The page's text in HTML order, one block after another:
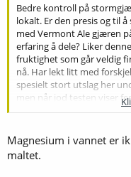
Bedre kontroll på
lokalt. Er den presis og til
med Vermont Ale gjæren
erfaring å dele? Liker
fruktighet som går veldig
nå. Har lekt litt med
spesielt stort utslag her
men når jod testen viser
Sukker tilsetning var
Ølet kjennes tør på
saftigheten fra humlen jeg
Magnesium i vannet er
maltet.